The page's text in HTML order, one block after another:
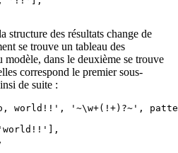
structure des résultats change de
se trouve un tableau des
modèle, dans le deuxième se trouve
correspond le premier sous-
de suite :
world!!', '~\w+(!+)?~',